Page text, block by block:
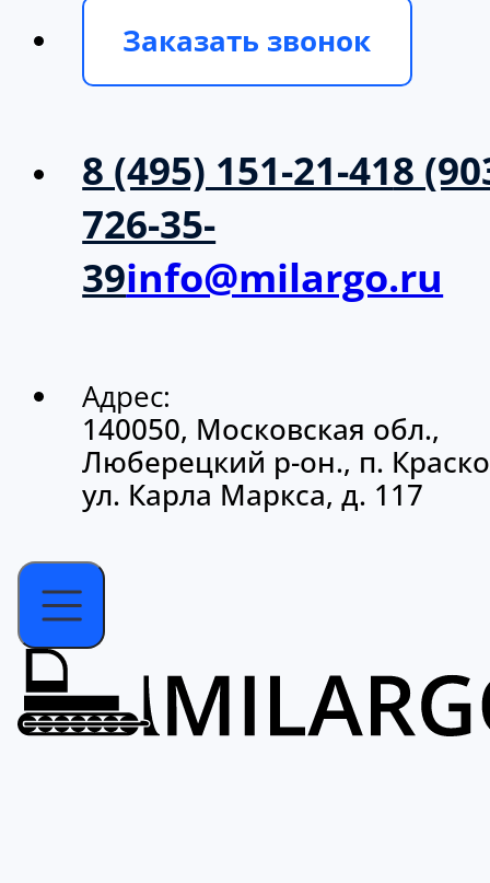
Заказать звонок
8 (495) 151-21-418
726-35-
39info@milargo.ru
Адрес:
140050, Московская обл.,
Люберецкий р-он., п.
ул. Карла Маркса, д. 117